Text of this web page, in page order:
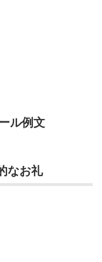
ル例文
なお礼